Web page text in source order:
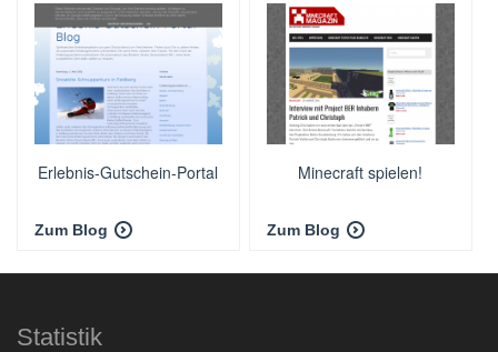
Erlebnis-Gutschein-Portal
Zum Blog
Minecraft spielen!
Zum Blog
Statistik